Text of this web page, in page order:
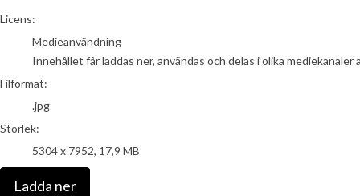
go to media item
Licens:
Medieanvändning
Innehållet får laddas ner, användas och delas i olika
Filformat:
.jpg
Storlek:
5304 x 7952, 17,9 MB
Ladda ner